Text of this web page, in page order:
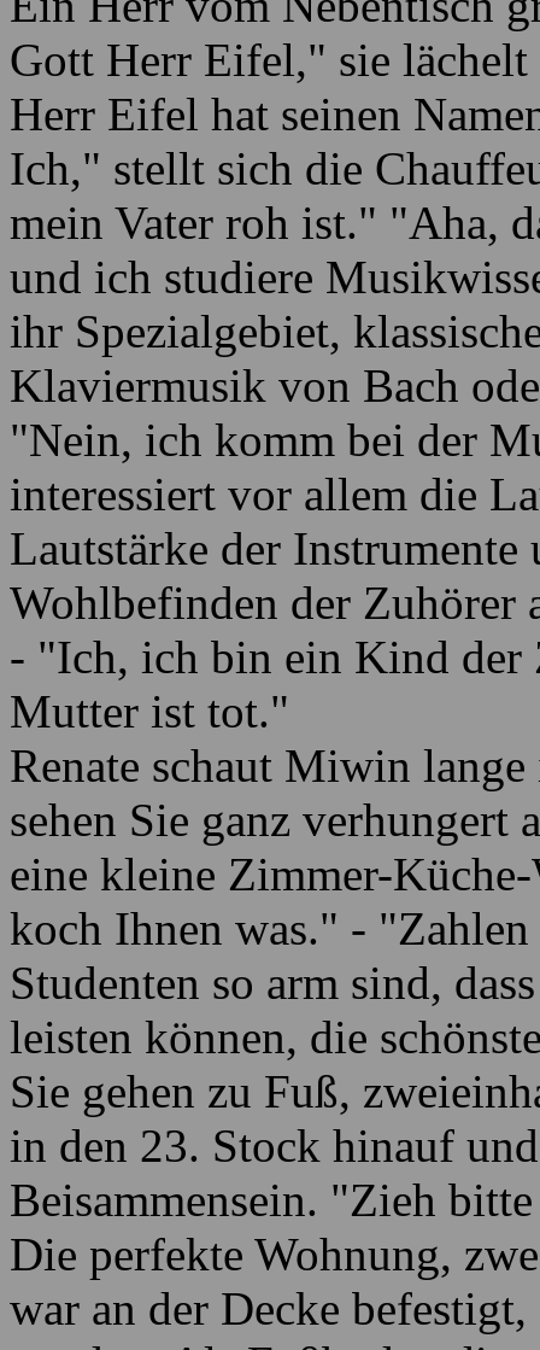
Gott Herr Eifel," sie
Herr Eifel hat seinen
Ich," stellt sich die
mein Vater roh ist." "Aha,
und ich studiere
ihr Spezialgebiet,
Klaviermusik von Bach
"Nein, ich komm bei der
interessiert vor allem die
Lautstärke der Instrumente
Wohlbefinden der Zuhörer
- "Ich, ich bin ein Kind der
Mutter ist tot."
Renate schaut Miwin
sehen Sie ganz verhungert
eine kleine Zimmer-
koch Ihnen was." -
Studenten so arm sind,
leisten können, die
Sie gehen zu Fuß,
in den 23. Stock hinauf
Beisammensein. "Zieh
Die perfekte Wohnung,
war an der Decke